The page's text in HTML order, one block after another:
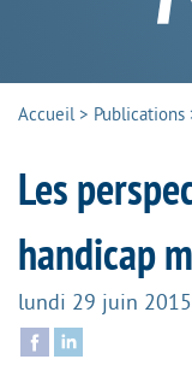
Accueil> Publications
Les
handicap
lundi 29 juin 2015